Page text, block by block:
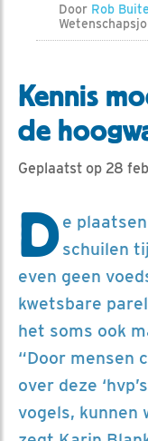
Door Rob
Kennis
de
Geplaatst op 28
De
schuilen
even geen
kwetsbare
het soms ook
“Door mensen
over deze
vogels, kunnen